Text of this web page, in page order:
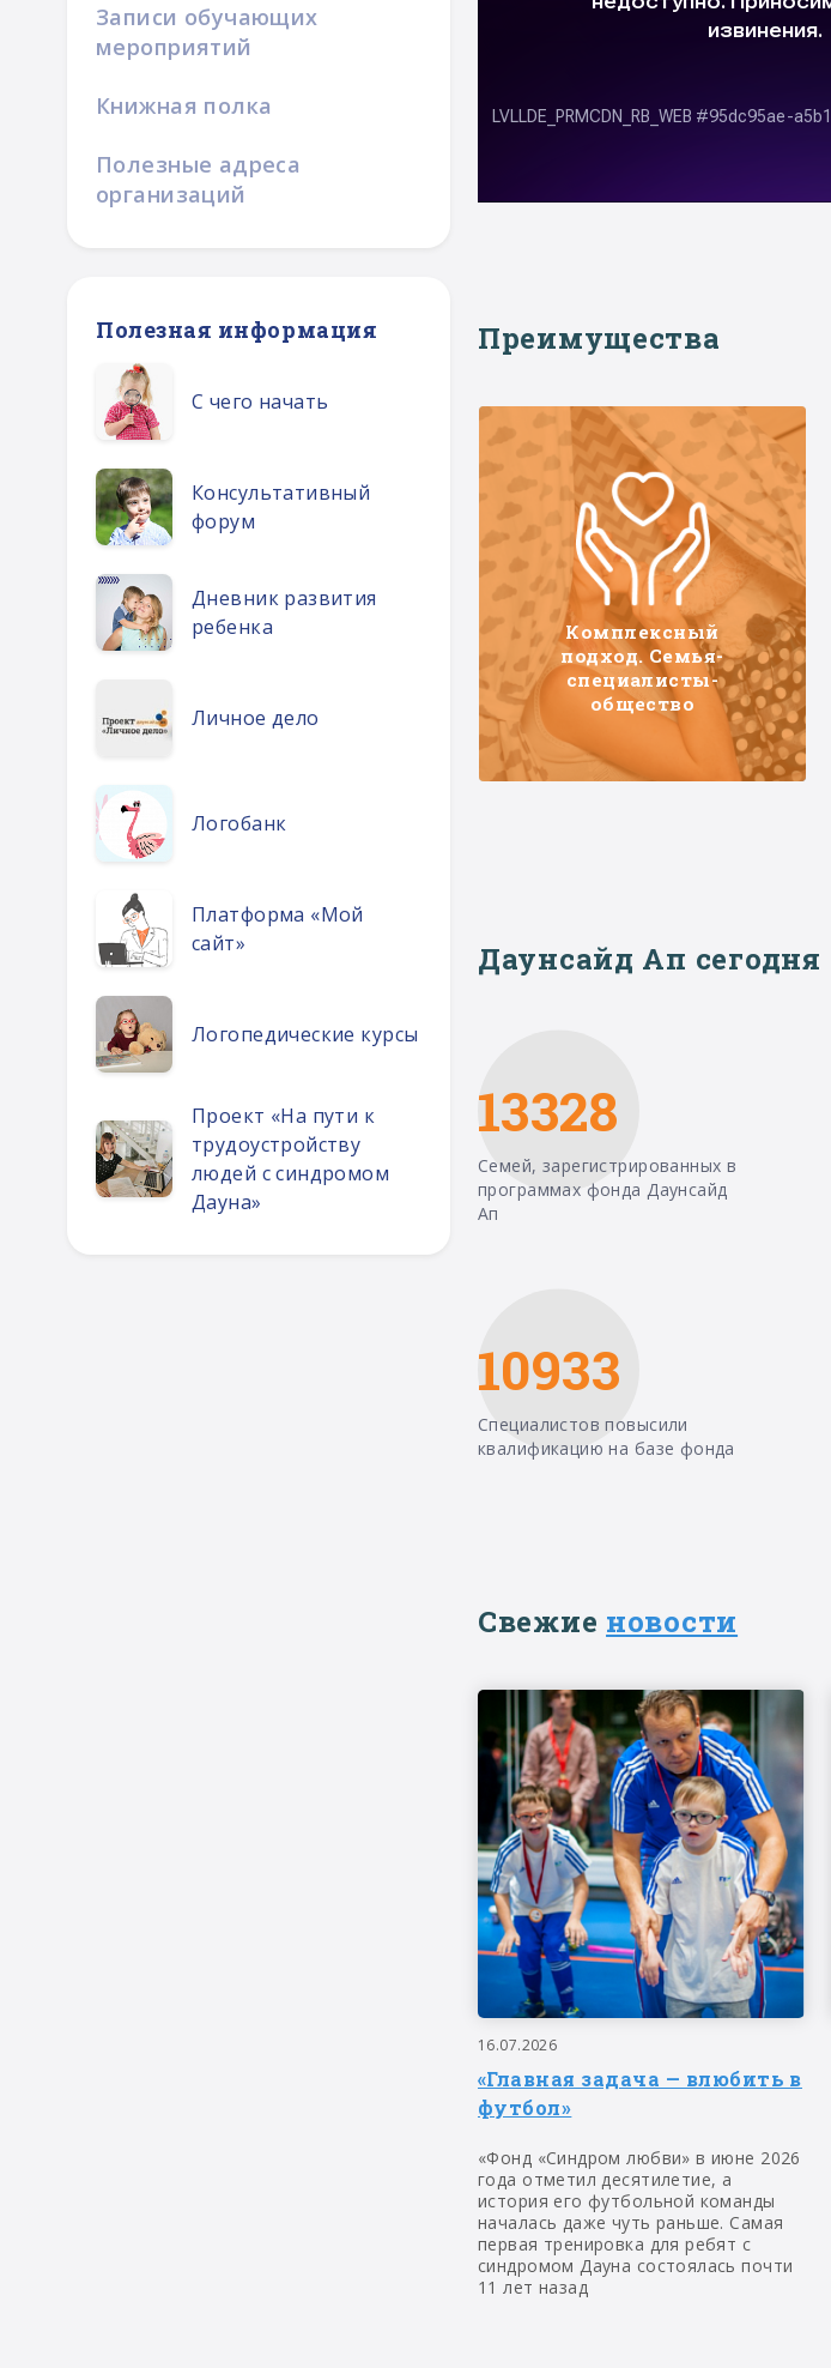
Записи обучающих
мероприятий
Книжная полка
Полезные адреса
организаций
Полезная информация
С чего начать
Консультативный
форум
Дневник развития
ребенка
Личное дело
Логобанк
Платформа «Мой
сайт»
Логопедические курсы
Проект «На пути к
трудоустройству
людей с синдромом
Дауна»
Преимущества
Комплексный
подход. Семья-
специалисты-
общество
Даунсайд Ап сегодня
13328
Семей, зарегистрированных в
программах фонда Даунсайд
Ап
10933
Специалистов повысили
квалификацию на базе фонда
Свежие новости
16.07.2026
«Главная задача — влюбить в
футбол»
«Фонд «Синдром любви» в июне 2026
года отметил десятилетие, а
история его футбольной команды
началась даже чуть раньше. Самая
первая тренировка для ребят с
синдромом Дауна состоялась почти
11 лет назад